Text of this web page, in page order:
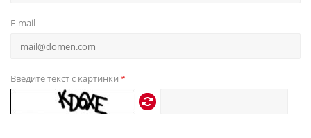
E-mail
Введите текст с картинки *